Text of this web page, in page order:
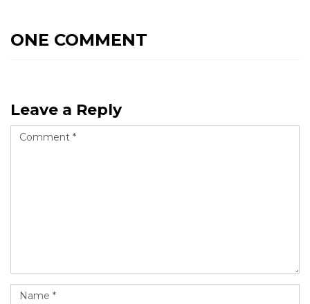
ONE COMMENT
Leave a Reply